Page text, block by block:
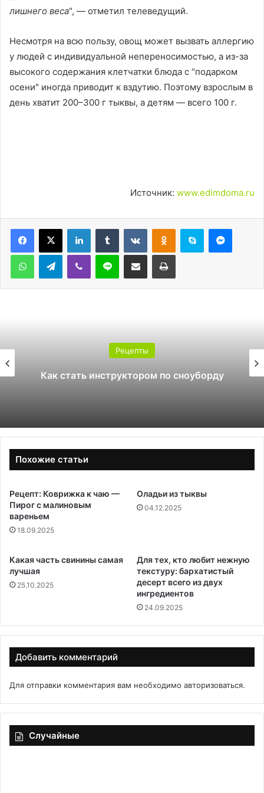
лишнего веса", — отметил телеведущий.
Несмотря на всю пользу, овощ может вызвать аллергию
у людей с индивидуальной непереносимостью, а из-за
высокого содержания клетчатки блюда с “подарком
осени" иногда приводит к вздутию. Поэтому взрослым в
день хватит 200–300 г тыквы, а детям — всего 100 г.
Источник: www.edimdoma.ru
LinkedInTumblr ВконтактеОдноклассники
Skype
WhatsAppTelegramViber Line Поделиться через электронную почту Печатать
по сноуборду
Какой
теплицы: 4
Похожие статьи
Рецепт: Коврижка к чаю —
Пирог с малиновым
вареньем
18.09.2025
Оладьи из тыквы
04.12.2025
Какая часть свинины самая
лучшая
25.10.2025
Для тех, кто любит нежную
текстуру: бархатистый
десерт всего из двух
ингредиентов
24.09.2025
Добавить комментарий
Для отправки комментария вам необходимо авторизоваться.
Случайные